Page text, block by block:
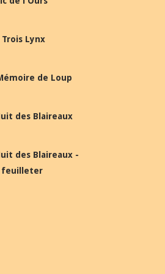
Lynx
de Loup
des Blaireaux
des Blaireaux -
feuilleter